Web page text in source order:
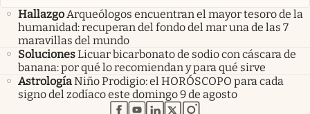
HallazgoArqueólogos encuentran el mayor tesoro de la
humanidad: recuperan del fondo del mar una de las 7
maravillas del mundo
SolucionesLicuar bicarbonato de sodio con cáscara de
banana: por qué lo recomiendan y para qué sirve
AstrologíaNiño Prodigio: el HORÓSCOPO para cada
signo del zodíaco este domingo 9 de agosto
abre en nueva pestaña
abre en nueva pestaña
abre en nueva pestaña
abre en nueva pestaña
abre en nueva pestaña